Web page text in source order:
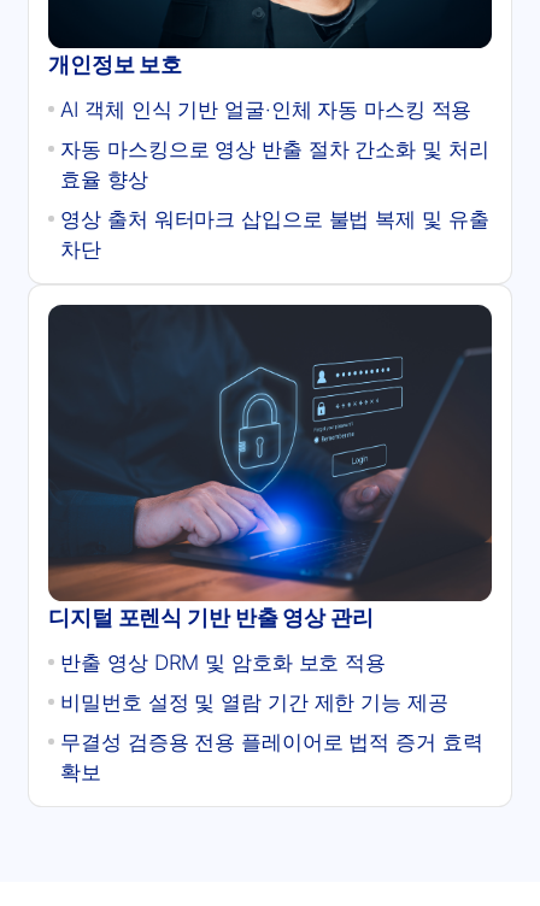
개인정보 보호
AI 객체 인식 기반 얼굴·인체 자동 마스킹 적용
자동 마스킹으로 영상 반출 절차 간소화 및 처리
효율 향상
영상 출처 워터마크 삽입으로 불법 복제 및 유출
차단
디지털 포렌식 기반 반출 영상 관리
반출 영상 DRM 및 암호화 보호 적용
비밀번호 설정 및 열람 기간 제한 기능 제공
무결성 검증용 전용 플레이어로 법적 증거 효력
확보